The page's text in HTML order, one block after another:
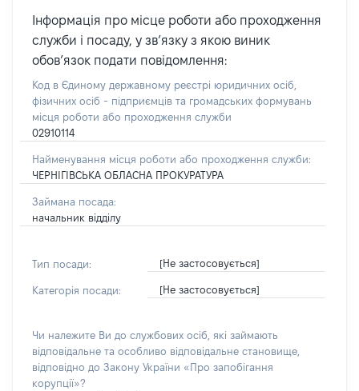
Інформація про місце роботи або проходження
служби і посаду, у зв’язку з якою виник
обов’язок подати повідомлення:
Код в Єдиному державному реєстрі юридичних осіб,
фізичних осіб - підприємців та громадських формувань
місця роботи або проходження служби
02910114
Найменування місця роботи або проходження служби:
ЧЕРНІГІВСЬКА ОБЛАСНА ПРОКУРАТУРА
Займана посада:
начальник відділу
Тип посади: [Не застосовується]
Категорія посади: [Не застосовується]
Чи належите Ви до службових осіб, які займають
відповідальне та особливо відповідальне становище,
відповідно до Закону України «Про запобігання
корупції»?